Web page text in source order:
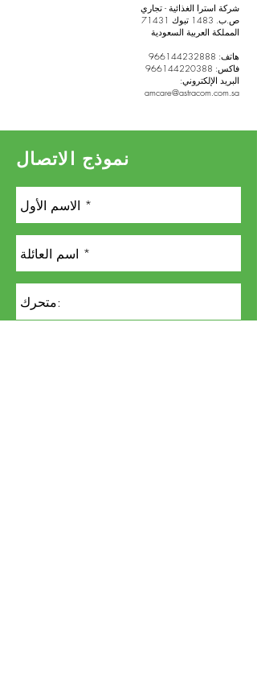
شركة استرا الغذائية - تجاري
ص.ب. 1483 تبوك 71431
المملكة العربية السعودية
هاتف: 966144232888
فاكس: 966144220388
البريد الإلكتروني:
amcare@astracom.com.sa
نموذج الاتصال